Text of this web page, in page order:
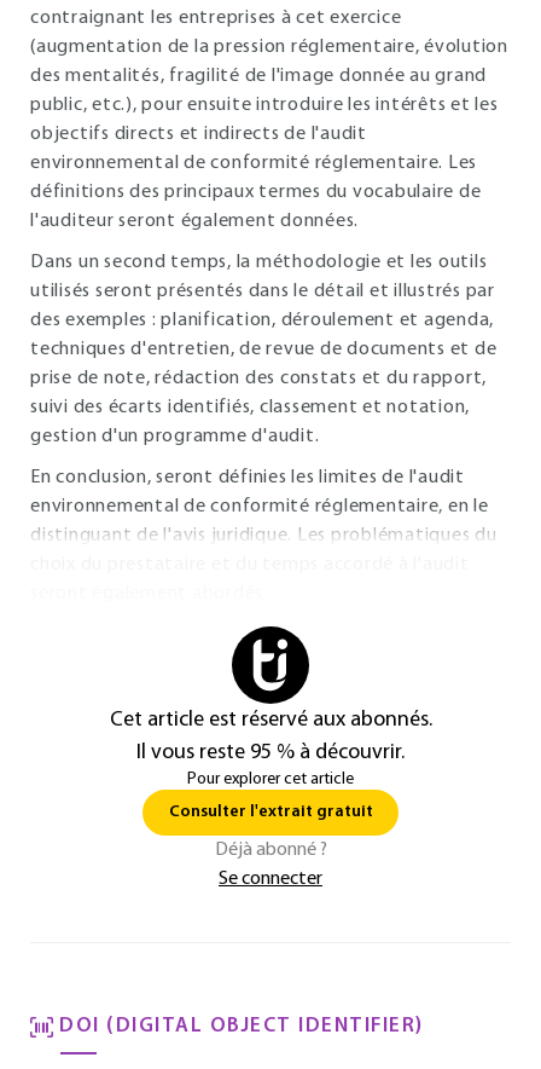
contraignant les entreprises à cet exercice
(augmentation de la pression réglementaire, évolution
des mentalités, fragilité de l'image donnée au grand
public, etc.), pour ensuite introduire les intérêts et les
objectifs directs et indirects de l'audit
environnemental de conformité réglementaire. Les
définitions des principaux termes du vocabulaire de
l'auditeur seront également données.
Dans un second temps, la méthodologie et les outils
utilisés seront présentés dans le détail et illustrés par
des exemples : planification, déroulement et agenda,
techniques d'entretien, de revue de documents et de
prise de note, rédaction des constats et du rapport,
suivi des écarts identifiés, classement et notation,
gestion d'un programme d'audit.
En conclusion, seront définies les limites de l'audit
environnemental de conformité réglementaire, en le
distinguant de l'avis juridique. Les problématiques du
Cet article est réservé aux abonnés.
Il vous reste 95 % à découvrir.
Pour explorer cet article
Consulter l'extrait gratuit
Déjà abonné ?
Se connecter
DOI (DIGITAL OBJECT IDENTIFIER)